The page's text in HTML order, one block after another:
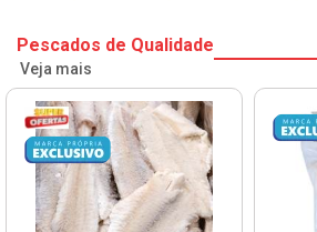
Pescados de Qualidade
Veja mais